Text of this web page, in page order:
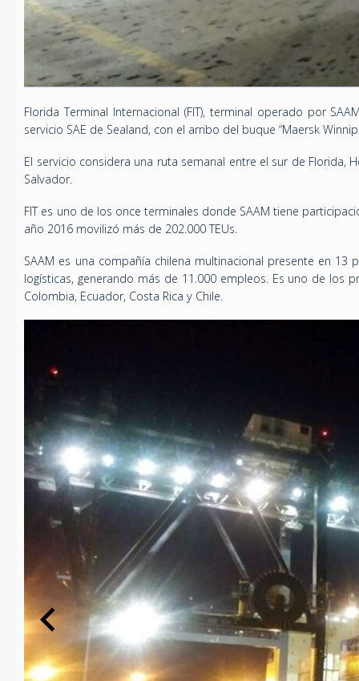
Florida Terminal Internacional (FIT), terminal operado por
servicio SAE de Sealand, con el arribo del buque “Maersk
El servicio considera una ruta semanal entre el sur de Florida,
Salvador.
FIT es uno de los once terminales donde SAAM tiene
año 2016 movilizó más de 202.000 TEUs.
SAAM es una compañía chilena multinacional presente en
logísticas, generando más de 11.000 empleos. Es uno de los
Colombia, Ecuador, Costa Rica y Chile.